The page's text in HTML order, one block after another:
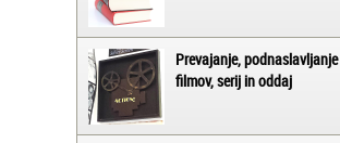
Prevajanje, podnaslavljanje
filmov, serij in oddaj